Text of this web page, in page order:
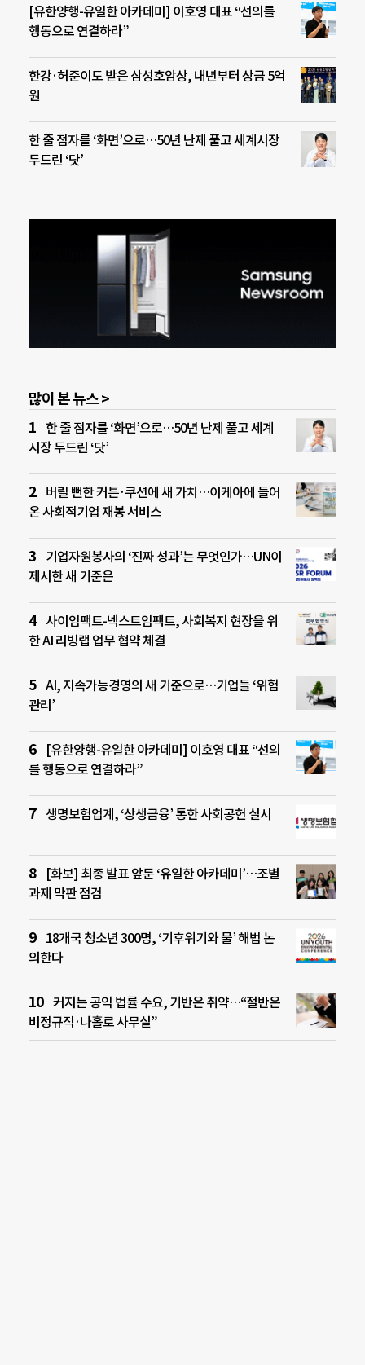
[유한양행-유일한 아카데미] 이호영 대표 “선의를
행동으로 연결하라”
한강·허준이도 받은 삼성호암상, 내년부터 상금 5억
원
한 줄 점자를 ‘화면’으로…50년 난제 풀고 세계시장
두드린 ‘닷’
많이 본 뉴스 >
한 줄 점자를 ‘화면’으로…50년 난제 풀고 세계
시장 두드린 ‘닷’
버릴 뻔한 커튼·쿠션에 새 가치…이케아에 들어
온 사회적기업 재봉 서비스
기업자원봉사의 ‘진짜 성과’는 무엇인가…UN이
제시한 새 기준은
사이임팩트-넥스트임팩트, 사회복지 현장을 위
한 AI 리빙랩 업무 협약 체결
AI, 지속가능경영의 새 기준으로…기업들 ‘위험
관리’
[유한양행-유일한 아카데미] 이호영 대표 “선의
를 행동으로 연결하라”
생명보험업계, ‘상생금융’ 통한 사회공헌 실시
[화보] 최종 발표 앞둔 ‘유일한 아카데미’…조별
과제 막판 점검
18개국 청소년 300명, ‘기후위기와 물’ 해법 논
의한다
커지는 공익 법률 수요, 기반은 취약…“절반은
비정규직·나홀로 사무실”